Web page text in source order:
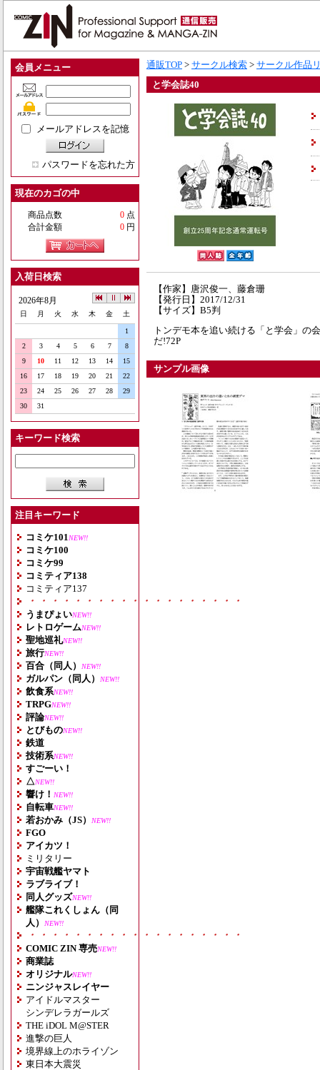
会員メニュー
メールアドレスを記憶
パスワードを忘れた方
現在のカゴの中
商品点数 0 点
合計金額
0 円
入荷日検索
2026年8月
日 月 火 水 木 金 土
1
2
3 4 5 6 7
8
9
10 11 12 13 14
15
16
17 18 19 20 21
22
23
24 25 26 27 28
29
30
31
キーワード検索
注目キーワード
コミケ101 NEW!!
コミケ100
コミケ99
コミティア138
コミティア137
・・・・・・・・・・・・・・・・・・・
うまぴょいNEW!!
レトロゲームNEW!!
聖地巡礼NEW!!
旅行NEW!!
百合（同人） NEW!!
ガルパン（同人） NEW!!
飲食系NEW!!
TRPGNEW!!
評論NEW!!
とびものNEW!!
鉄道
技術系NEW!!
すごーい！
△NEW!!
響け！ NEW!!
自転車NEW!!
若おかみ（JS） NEW!!
FGO
アイカツ！
ミリタリー
宇宙戦艦ヤマト
ラブライブ！
同人グッズNEW!!
艦隊これくしょん（同
人）
NEW!!
・・・・・・・・・・・・・・・・・・・
COMIC ZIN 専売NEW!!
商業誌
オリジナルNEW!!
ニンジャスレイヤー
アイドルマスター
シンデレラガールズ
THE iDOL M@STER
進撃の巨人
境界線上のホライゾン
東日本大震災
通販TOP > サークル検索 > サークル作品
と学会誌40
【作家】唐沢俊一、藤倉珊
【発行日】2017/12/31
【サイズ】B5判
トンデモ本を追い続ける「と学会」の
だ!72P
サンプル画像